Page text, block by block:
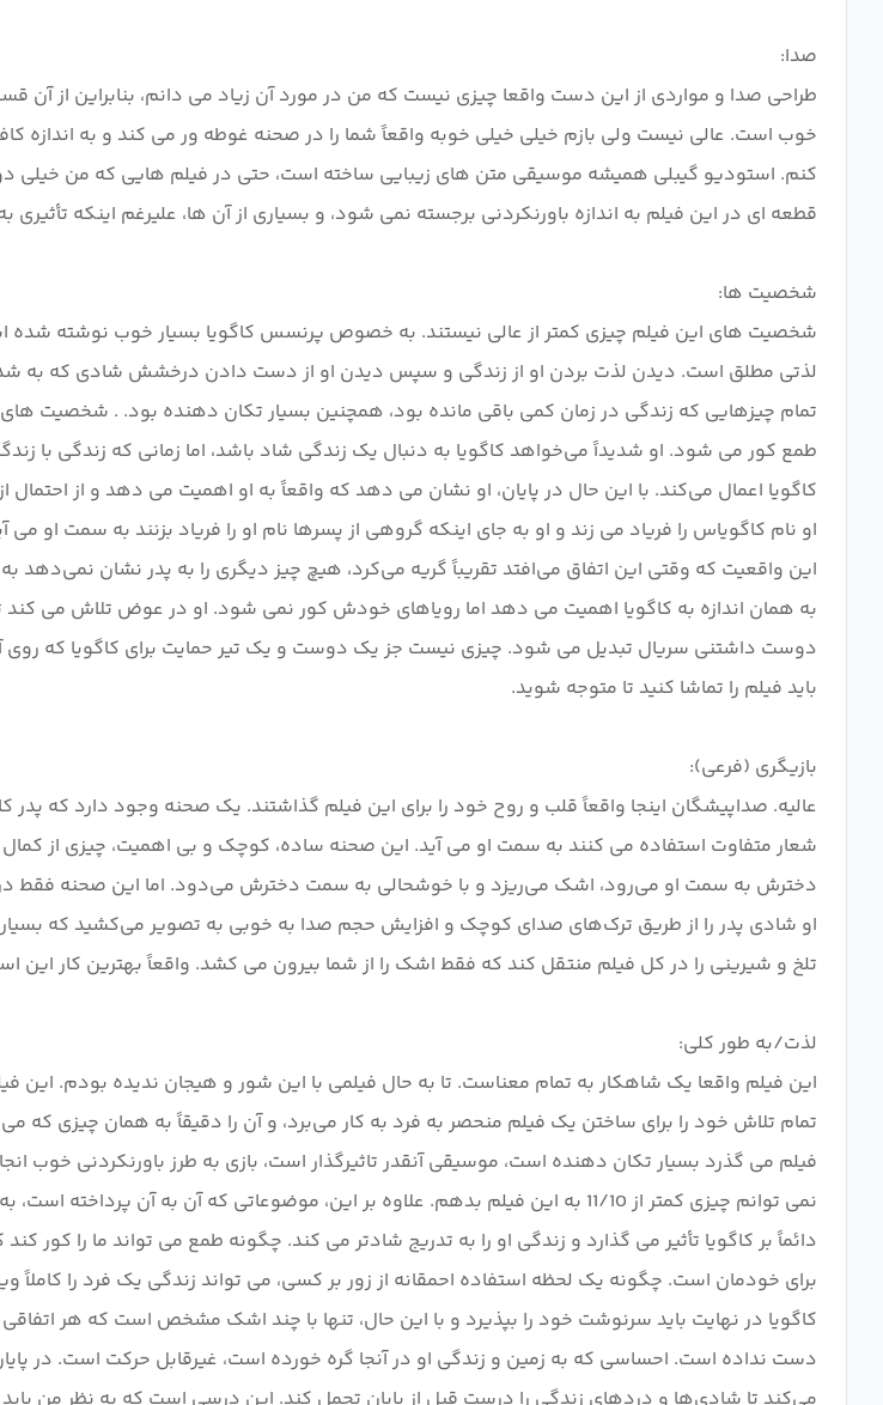
خوب است. عالی نیست ولی بازم خیلی خیلی خوبه واقعاً شما را در صحنه غوطه ور می کند و به اندازه
کنم. استودیو گیبلی همیشه موسیقی متن های زیبایی ساخته است، حتی در فیلم هایی که من خیلی
شخصیت های این فیلم چیزی کمتر از عالی نیستند. به خصوص پرنسس کاگویا بسیار خوب نوشته
لذتی مطلق است. دیدن لذت بردن او از زندگی و سپس دیدن او از دست دادن درخشش شادی که به
تمام چیزهایی که زندگی در زمان کمی باقی مانده بود، همچنین بسیار تکان دهنده بود. . شخصیت
طمع کور می شود. او شدیداً می‌خواهد کاگویا به دنبال یک زندگی شاد باشد، اما زمانی که زندگی با
کاگویا اعمال می‌کند. با این حال در پایان، او نشان می دهد که واقعاً به او اهمیت می دهد و از
او نام کاگویاس را فریاد می زند و او به جای اینکه گروهی از پسرها نام او را فریاد بزنند به سمت او
این واقعیت که وقتی این اتفاق می‌افتد تقریباً گریه می‌کرد، هیچ چیز دیگری را به پدر نشان نمی‌دهد
به همان اندازه به کاگویا اهمیت می دهد اما رویاهای خودش کور نمی شود. او در عوض تلاش می کند
دوست داشتنی سریال تبدیل می شود. چیزی نیست جز یک دوست و یک تیر حمایت برای کاگویا که روی
عالیه. صداپیشگان اینجا واقعاً قلب و روح خود را برای این فیلم گذاشتند. یک صحنه وجود دارد که
شعار متفاوت استفاده می کنند به سمت او می آید. این صحنه ساده، کوچک و بی اهمیت، چیزی از کمال
دخترش به سمت او می‌رود، اشک می‌ریزد و با خوشحالی به سمت دخترش می‌دود. اما این صحنه فقط
او شادی پدر را از طریق ترک‌های صدای کوچک و افزایش حجم صدا به خوبی به تصویر می‌کشید که
این فیلم واقعا یک شاهکار به تمام معناست. تا به حال فیلمی با این شور و هیجان ندیده بودم.
تمام تلاش خود را برای ساختن یک فیلم منحصر به فرد به کار می‌برد، و آن را دقیقاً به همان
فیلم می گذرد بسیار تکان دهنده است، موسیقی آنقدر تاثیرگذار است، بازی به طرز باورنکردنی
نمی توانم چیزی کمتر از 11/10 به این فیلم بدهم. علاوه بر این، موضوعاتی که آن به
دائماً بر کاگویا تأثیر می گذارد و زندگی او را به تدریج شادتر می کند. چگونه طمع می تواند ما را
برای خودمان است. چگونه یک لحظه استفاده احمقانه از زور بر کسی، می تواند زندگی یک فرد را
کاگویا در نهایت باید سرنوشت خود را بپذیرد و با این حال، تنها با چند اشک مشخص است که هر
دست نداده است. احساسی که به زمین و زندگی او در آنجا گره خورده است، غیرقابل حرکت است. در